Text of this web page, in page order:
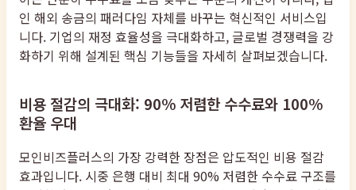
인 해외 송금의 패러다임 자체를 바꾸는 혁신적인 서비스입
니다. 기업의 재정 효율성을 극대화하고, 글로벌 경쟁력을 강
화하기 위해 설계된 핵심 기능들을 자세히 살펴보겠습니다.
비용 절감의 극대화: 90% 저렴한 수수료와 100%
환율 우대
모인비즈플러스의 가장 강력한 장점은 압도적인 비용 절감
효과입니다. 시중 은행 대비 최대 90% 저렴한 수수료 구조를